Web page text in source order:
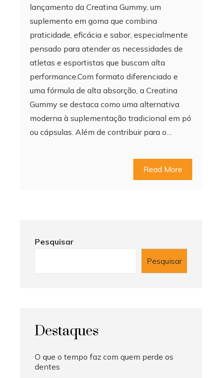
lançamento da Creatina Gummy, um
suplemento em goma que combina
praticidade, eficácia e sabor, especialmente
pensado para atender as necessidades de
atletas e esportistas que buscam alta
performance.Com formato diferenciado e
uma fórmula de alta absorção, a Creatina
Gummy se destaca como uma alternativa
moderna à suplementação tradicional em pó
ou cápsulas. Além de contribuir para o…
Read More
Pesquisar
Pesquisar
Destaques
O que o tempo faz com quem perde os
dentes